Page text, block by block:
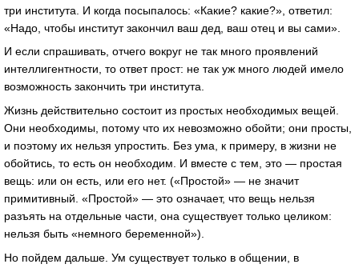
три института. И когда посыпалось: «Какие? какие?», ответил:
«Надо, чтобы институт закончил ваш дед, ваш отец и вы сами».
И если спрашивать, отчего вокруг не так много проявлений
интеллигентности, то ответ прост: не так уж много людей имело
возможность закончить три института.
Жизнь действительно состоит из простых необходимых вещей.
Они необходимы, потому что их невозможно обойти; они просты,
и поэтому их нельзя упростить. Без ума, к примеру, в жизни не
обойтись, то есть он необходим. И вместе с тем, это — простая
вещь: или он есть, или его нет. («Простой» — не значит
примитивный. «Простой» — это означает, что вещь нельзя
разъять на отдельные части, она существует только целиком:
нельзя быть «немного беременной»).
Но пойдем дальше. Ум существует только в общении, в